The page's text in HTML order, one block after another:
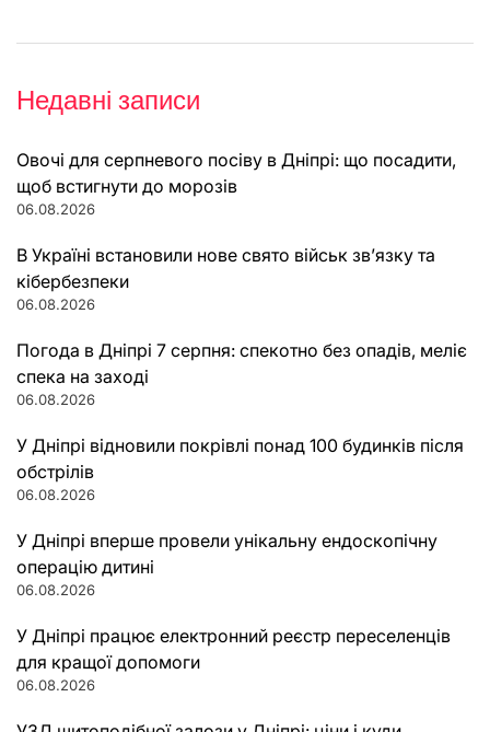
Недавні записи
Овочі для серпневого посіву в Дніпрі: що посадити,
щоб встигнути до морозів
06.08.2026
В Україні встановили нове свято військ зв’язку та
кібербезпеки
06.08.2026
Погода в Дніпрі 7 серпня: спекотно без опадів, меліє
спека на заході
06.08.2026
У Дніпрі відновили покрівлі понад 100 будинків після
обстрілів
06.08.2026
У Дніпрі вперше провели унікальну ендоскопічну
операцію дитині
06.08.2026
У Дніпрі працює електронний реєстр переселенців
для кращої допомоги
06.08.2026